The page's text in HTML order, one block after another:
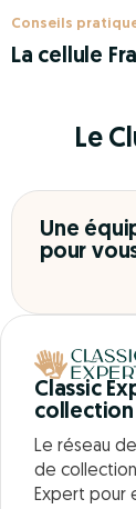
Conseils
La cellule
Le
Une
pour
Classic
collection
Le réseau
de
Expert pour